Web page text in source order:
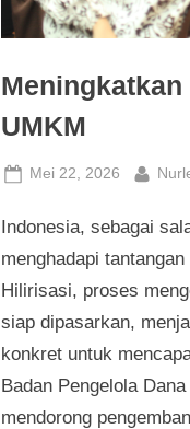
UMKM
Posted
Mei 22, 2026 By
Indonesia, sebagai
menghadapi
Hilirisasi, proses
siap dipasarkan,
konkret untuk
Badan Pengelola
mendorong